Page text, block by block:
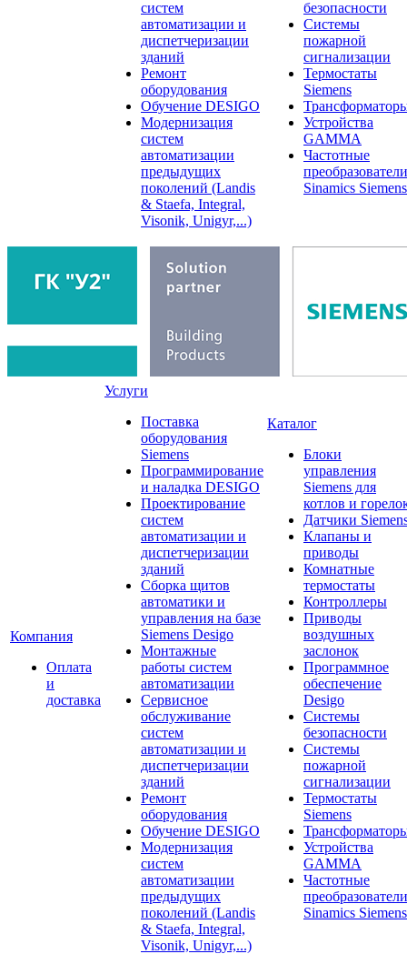
систем
автоматизации и
диспетчеризации
зданий
Ремонт
оборудования
Обучение DESIGO
Модернизация
систем
автоматизации
предыдущих
поколений (Landis
& Staefa, Integral,
Visonik, Unigyr,...)
безопасности
Системы
пожарной
сигнализации
Термостаты
Siemens
Устройства
GAMMA
Частотные
преобразователи
Sinamics Siemens
Компания
Оплата
и
доставка
Услуги
Поставка
оборудования
Siemens
Программирование
и наладка DESIGO
Проектирование
систем
автоматизации и
диспетчеризации
зданий
Сборка щитов
автоматики и
управления на базе
Siemens Desigo
Монтажные
работы систем
автоматизации
Сервисное
обслуживание
систем
автоматизации и
диспетчеризации
зданий
Ремонт
оборудования
Обучение DESIGO
Модернизация
систем
автоматизации
предыдущих
поколений (Landis
& Staefa, Integral,
Visonik, Unigyr,...)
Каталог
Блоки
управления
Siemens для
котлов и
Датчики
Клапаны и
приводы
Комнатные
термостаты
Контроллеры
Приводы
воздушных
заслонок
Программное
обеспечение
Desigo
Системы
безопасности
Системы
пожарной
сигнализации
Термостаты
Siemens
Устройства
GAMMA
Частотные
преобразователи
Sinamics Siemens